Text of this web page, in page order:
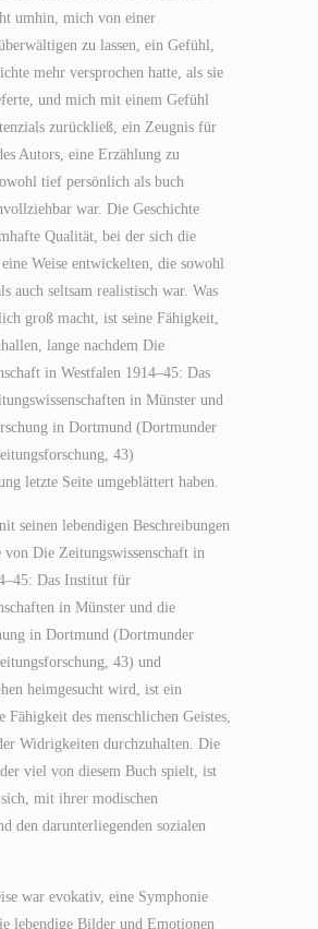
umhin, mich von einer
zu lassen, ein Gefühl,
mehr versprochen hatte, als sie
und mich mit einem Gefühl
zurückließ, ein Zeugnis für
Autors, eine Erzählung zu
tief persönlich als buch
war. Die Geschichte
Qualität, bei der sich die
Weise entwickelten, die sowohl
auch seltsam realistisch war. Was
groß macht, ist seine Fähigkeit,
lange nachdem Die
in Westfalen 1914–45: Das
in Münster und
in Dortmund (Dortmunder
43)
letzte Seite umgeblättert haben.
seinen lebendigen Beschreibungen
Die Zeitungswissenschaft in
Das Institut für
in Münster und die
in Dortmund (Dortmunder
43) und
heimgesucht wird, ist ein
Fähigkeit des menschlichen Geistes,
Widrigkeiten durchzuhalten. Die
viel von diesem Buch spielt, ist
mit ihrer modischen
den darunterliegenden sozialen
war evokativ, eine Symphonie
lebendige Bilder und Emotionen